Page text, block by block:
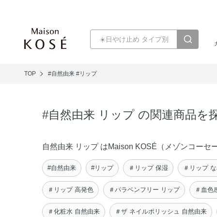
TOP #自然由来 #リップ
#自然由来 リップ の関連商品を
自然由来 リップ はMaison KOSÉ（メゾンコー
#自然由来 #リップ ＃リップ 保湿 ＃リップ
＃リップ 高発色 ＃パラベンフリー リップ ＃血色
＃化粧水 自然由来 ＃ザ ネイルポリッシュ 自然由来